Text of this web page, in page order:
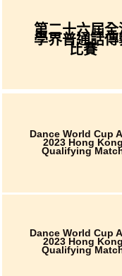
第二十六屆全
學界普通話傳
比賽
Dance World Cup
2023 Hong Kong
Qualifying
Dance World Cup
2023 Hong Kong
Qualifying